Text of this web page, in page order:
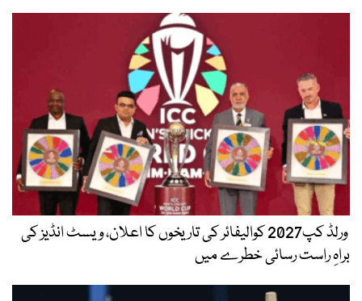
ورلڈ کپ2027 کوالیفائر کی تاریخوں کا اعلان، ویسٹ انڈیز کی
براہِ راست رسائی خطرے میں